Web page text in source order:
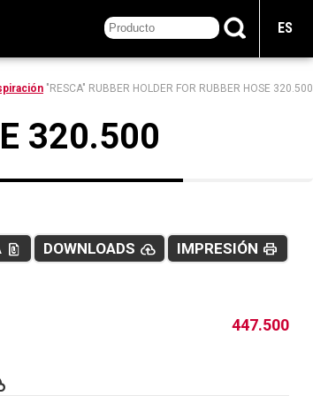
ES
"RESCA" RUBBER HOLDER FOR RUBBER HOSE 320.500
320.500
IMPRESIÓN print
DOWNLOADS cloud_upload
file_present
447.500